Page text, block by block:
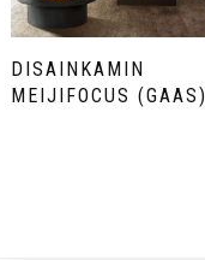
DISAINKAMIN
MEIJIFOCUS (GAAS)